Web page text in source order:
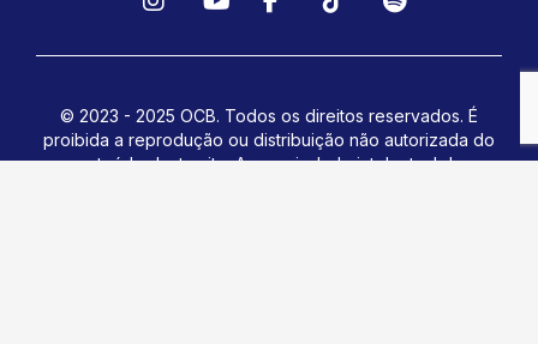
© 2023 - 2025 OCB. Todos os direitos reservados. É
proibida a reprodução ou distribuição não autorizada do
conteúdo deste site.A propriedade intelectual dos